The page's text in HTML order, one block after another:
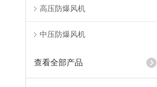
高压防爆风机
中压防爆风机
查看全部产品